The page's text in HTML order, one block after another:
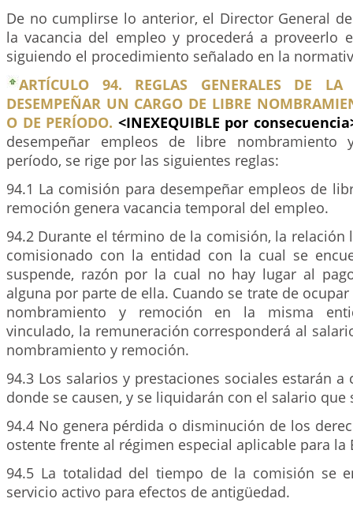
De no cumplirse lo anterior, el Director General
la vacancia del empleo y procederá a proveerlo
siguiendo el procedimiento señalado en la
ARTÍCULO 94. REGLAS GENERALES DE LA
DESEMPEÑAR UN CARGO DE LIBRE
O DE PERÍODO. <INEXEQUIBLE por
desempeñar empleos de libre
período, se rige por las siguientes reglas:
94.1 La comisión para desempeñar empleos de
remoción genera vacancia temporal del empleo.
94.2 Durante el término de la comisión, la relación
comisionado con la entidad con la cual se
suspende, razón por la cual no hay lugar al
alguna por parte de ella. Cuando se trate de
nombramiento y remoción en la misma
vinculado, la remuneración corresponderá al
nombramiento y remoción.
94.3 Los salarios y prestaciones sociales estarán
donde se causen, y se liquidarán con el salario que
94.4 No genera pérdida o disminución de los
ostente frente al régimen especial aplicable para la
94.5 La totalidad del tiempo de la comisión se
servicio activo para efectos de antigüedad.